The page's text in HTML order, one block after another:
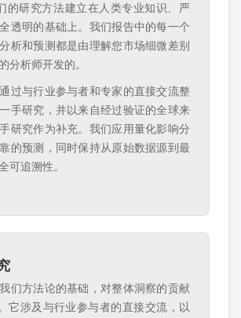
的研究方法建立在人类专业知识、严
透明的基础上。我们报告中的每一个
析和预测都是由理解您市场细微差别
分析师开发的。
过与行业参与者和专家的直接交流整
手研究，并以来自经过验证的全球来
研究作为补充。我们应用量化影响分
的预测，同时保持从原始数据源到最
可追溯性。
们方法论的基础，对整体洞察的贡献
它涉及与行业参与者的直接交流，以